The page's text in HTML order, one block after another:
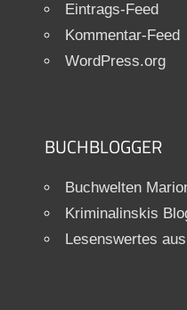
Eintrags-Feed
Kommentar-Feed
WordPress.org
BUCHBLOGGER
Buchwelten
Kriminalinskis
Lesenswertes